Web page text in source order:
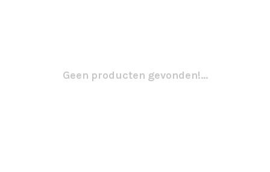
Geen producten gevonden!...